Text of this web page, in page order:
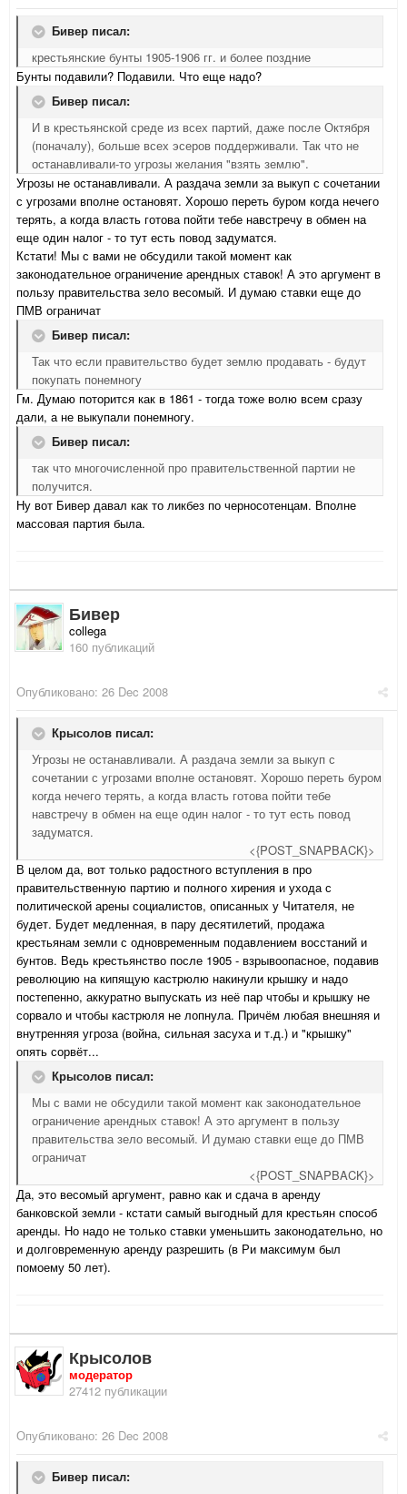
Бивер писал:
крестьянские бунты 1905-1906 гг. и более поздние
Бунты подавили? Подавили. Что еще надо?
Бивер писал:
И в крестьянской среде из всех партий, даже после Октября
(поначалу), больше всех эсеров поддерживали. Так что не
останавливали-то угрозы желания "взять землю".
Угрозы не останавливали. А раздача земли за выкуп с сочетании
с угрозами вполне остановят. Хорошо переть буром когда нечего
терять, а когда власть готова пойти тебе навстречу в обмен на
еще один налог - то тут есть повод задуматся.
Кстати! Мы с вами не обсудили такой момент как
законодательное ограничение арендных ставок! А это аргумент в
пользу правительства зело весомый. И думаю ставки еще до
ПМВ ограничат
Бивер писал:
Так что если правительство будет землю продавать - будут
покупать понемногу
Гм. Думаю поторится как в 1861 - тогда тоже волю всем сразу
дали, а не выкупали понемногу.
Бивер писал:
так что многочисленной про правительственной партии не
получится.
Ну вот Бивер давал как то ликбез по черносотенцам. Вполне
массовая партия была.
Бивер
collega
160 публикаций
Опубликовано: 26 Dec 2008
Крысолов писал:
Угрозы не останавливали. А раздача земли за выкуп с
сочетании с угрозами вполне остановят. Хорошо переть буром
когда нечего терять, а когда власть готова пойти тебе
навстречу в обмен на еще один налог - то тут есть повод
задуматся.
<{POST_SNAPBACK}>
В целом да, вот только радостного вступления в про
правительственную партию и полного хирения и ухода с
политической арены социалистов, описанных у Читателя, не
будет. Будет медленная, в пару десятилетий, продажа
крестьянам земли с одновременным подавлением восстаний и
бунтов. Ведь крестьянство после 1905 - взрывоопасное, подавив
революцию на кипящую кастрюлю накинули крышку и надо
постепенно, аккуратно выпускать из неё пар чтобы и крышку не
сорвало и чтобы кастрюля не лопнула. Причём любая внешняя и
внутренняя угроза (война, сильная засуха и т.д.) и "крышку"
опять сорвёт...
Крысолов писал:
Мы с вами не обсудили такой момент как законодательное
ограничение арендных ставок! А это аргумент в пользу
правительства зело весомый. И думаю ставки еще до ПМВ
ограничат
<{POST_SNAPBACK}>
Да, это весомый аргумент, равно как и сдача в аренду
банковской земли - кстати самый выгодный для крестьян способ
аренды. Но надо не только ставки уменьшить законодательно, но
и долговременную аренду разрешить (в Ри максимум был
помоему 50 лет).
Крысолов
модератор
27412 публикации
Опубликовано: 26 Dec 2008
Бивер писал: